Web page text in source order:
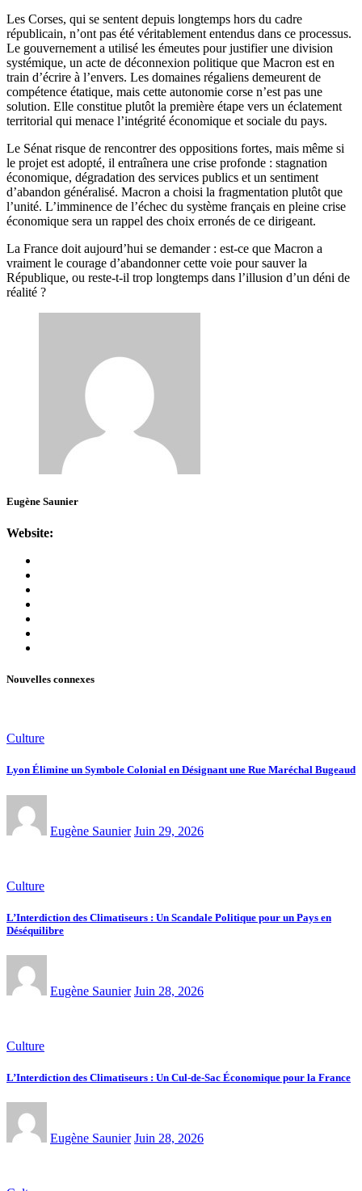
Les Corses, qui se sentent depuis longtemps hors du cadre
républicain, n’ont pas été véritablement entendus dans ce processus.
Le gouvernement a utilisé les émeutes pour justifier une division
systémique, un acte de déconnexion politique que Macron est en
train d’écrire à l’envers. Les domaines régaliens demeurent de
compétence étatique, mais cette autonomie corse n’est pas une
solution. Elle constitue plutôt la première étape vers un éclatement
territorial qui menace l’intégrité économique et sociale du pays.
Le Sénat risque de rencontrer des oppositions fortes, mais même si
le projet est adopté, il entraînera une crise profonde : stagnation
économique, dégradation des services publics et un sentiment
d’abandon généralisé. Macron a choisi la fragmentation plutôt que
l’unité. L’imminence de l’échec du système français en pleine crise
économique sera un rappel des choix erronés de ce dirigeant.
La France doit aujourd’hui se demander : est-ce que Macron a
vraiment le courage d’abandonner cette voie pour sauver la
République, ou reste-t-il trop longtemps dans l’illusion d’un déni de
réalité ?
Eugène Saunier
Website:
Nouvelles connexes
Culture
Lyon Élimine un Symbole Colonial en Désignant une Rue Maréchal Bugeaud
Eugène Saunier Juin 29, 2026
Culture
L’Interdiction des Climatiseurs : Un Scandale Politique pour un Pays en
Déséquilibre
Eugène Saunier Juin 28, 2026
Culture
L’Interdiction des Climatiseurs : Un Cul-de-Sac Économique pour la France
Eugène Saunier Juin 28, 2026